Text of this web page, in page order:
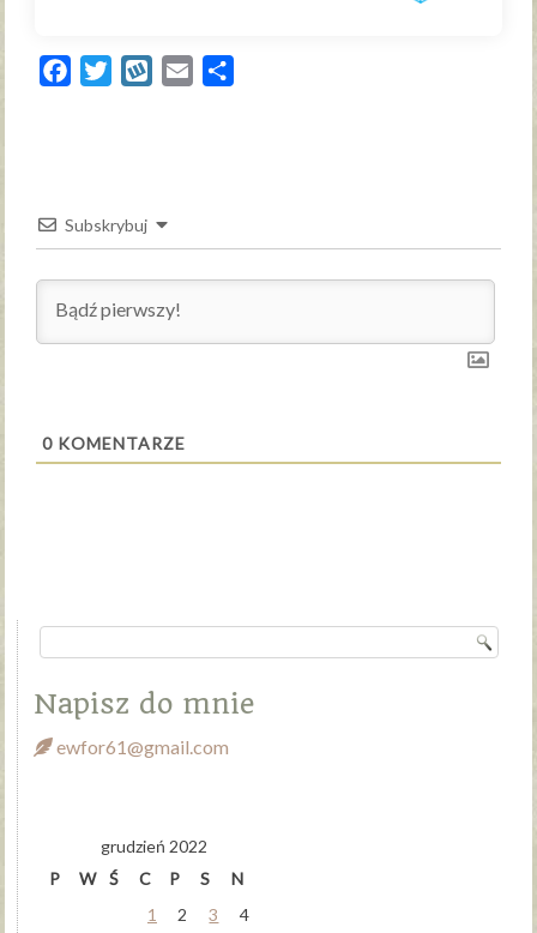
FacebookTwitterWykopEmail
Subskrybuj
0 KOMENTARZE
Napisz do mnie
ewfor61@gmail.com
grudzień 2022
P
W Ś C P S
N
1
2 3
4